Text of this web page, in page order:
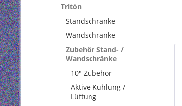
Tritón
Standschränke
Wandschränke
Zubehör Stand- /
Wandschränke
10" Zubehör
Aktive Kühlung /
Lüftung